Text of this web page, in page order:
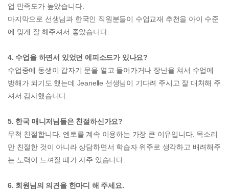
업 만족도가 높았습니다.
마지막으로 선생님과 한국인 직원분들이 수업교재 추천을 아이 수준
에 맞게 잘 해주셔서 좋았습니다.
4. 수업을 하면서 있었던 에피소드가 있나요?
수업중에 동생이 갑자기 문을 열고 들어가거나 장난을 쳐서 수업에
방해가 되기도 했는데 Jeanelle 선생님이 기다려 주시고 잘 대처해 주
셔서 감사했습니다.
5. 한국 매니저님들은 친절하신가요?
무척 친절합니다. 엔토를 계속 이용하는 가장 큰 이유입니다. 목소리
만 친절한 것이 아니라 상담하면서 학습자 위주로 생각하고 배려해주
는 노력이 느껴질 때가 자주 있습니다.
6. 회원님의 의견을 한마디 해 주세요.